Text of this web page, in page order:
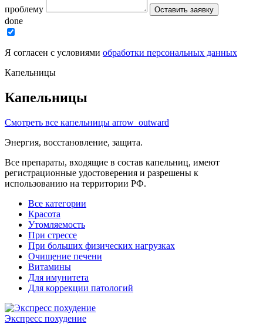
проблему Оставить заявку
done
Я согласен с условиями обработки персональных данных
Капельницы
Капельницы
Смотреть все капельницы arrow_outward
Энергия, восстановление, защита.
Все препараты, входящие в состав капельниц, имеют
регистрационные удостоверения и разрешены к
использованию на территории РФ.
Все категории
Красота
Утомляемость
При стрессе
При больших физических нагрузках
Очищение печени
Витамины
Для имунитета
Для коррекции патологий
Экспресс похудение